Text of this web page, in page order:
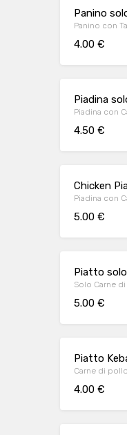
Panino
Panino con
4.00 €
Piadina
Piadina con
4.50 €
Chicken
Piadina con
5.00 €
Piatto
Solo Carne
5.00 €
Piatto
Carne di
4.00 €